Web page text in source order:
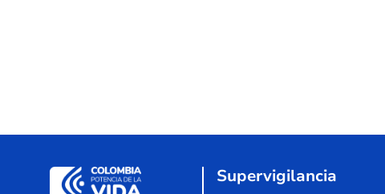
Supervigilancia